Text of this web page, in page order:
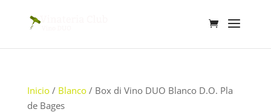
Inicio/ Blanco/ Box di Vino DUO Blanco D.O. Pla
de Bages